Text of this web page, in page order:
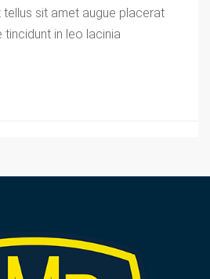
sit amet augue placerat
tincidunt in leo lacinia